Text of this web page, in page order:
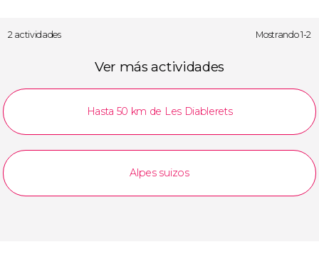
2 actividades Mostrando 1-2
Ver más actividades
Hasta 50 km de Les Diablerets
Alpes suizos